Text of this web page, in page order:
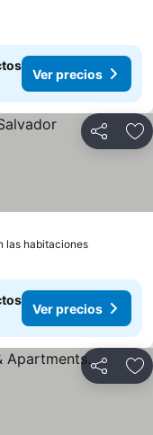
Ver precios
Compartir
las habitacionesVer
Ver precios
Compartir